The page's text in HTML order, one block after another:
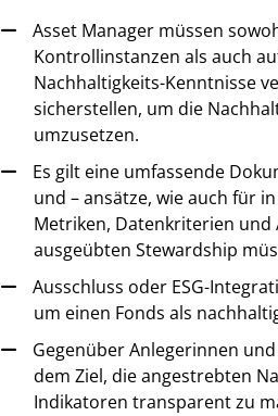
Asset Manager müssen
Kontrollinstanzen als auch
Nachhaltigkeits-Kenntnisse
sicherstellen, um die
umzusetzen.
Es gilt eine umfassende
und – ansätze, wie auch für
Metriken, Datenkriterien und
ausgeübten Stewardship
Ausschluss oder ESG-
um einen Fonds als
Gegenüber Anlegerinnen
dem Ziel, die angestrebten
Indikatoren transparent zu